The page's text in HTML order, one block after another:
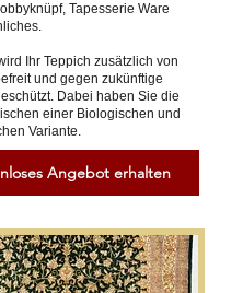
Tapesserie Ware
Ihr Teppich zusätzlich von
und gegen zukünftige
Dabei haben Sie die
einer Biologischen und
Variante.
Angebot erhalten